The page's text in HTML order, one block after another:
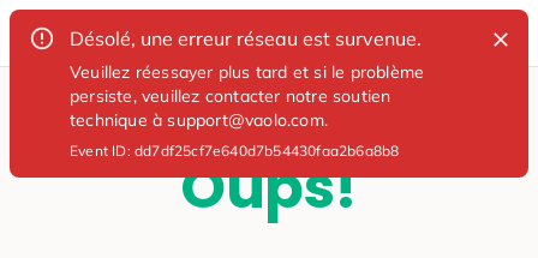
Désolé, une erreur réseau est survenue.
Veuillez réessayer plus tard et si le problème
persiste, veuillez contacter notre soutien
technique à support@vaolo.com.
Event ID:dd7df25cf7e640d7b54430faa2b6a8b8
Oups!